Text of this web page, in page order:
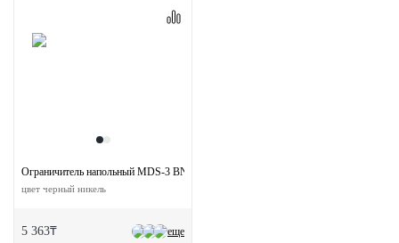
еще
Ограничитель напольный MDS-3 BN
цвет черный никель
5 363₸